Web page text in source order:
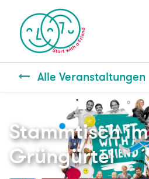
Alle Veranstaltungen
Stammtisch im
Grüngürtel